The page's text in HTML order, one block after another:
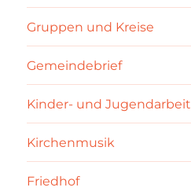
Gruppen und Kreise
Gemeindebrief
Kinder- und Jugendarbeit
Kirchenmusik
Friedhof